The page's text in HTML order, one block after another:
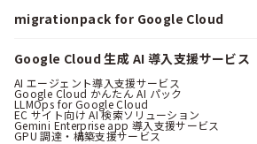
migrationpack for Google Cloud
Google Cloud 生成 AI 導入支援サービス
AI エージェント導入支援サービス
Google Cloud かんたん AI パック
LLMOps for Google Cloud
EC サイト向け AI 検索ソリューション
Gemini Enterprise app 導入支援サービス
GPU 調達・構築支援サービス